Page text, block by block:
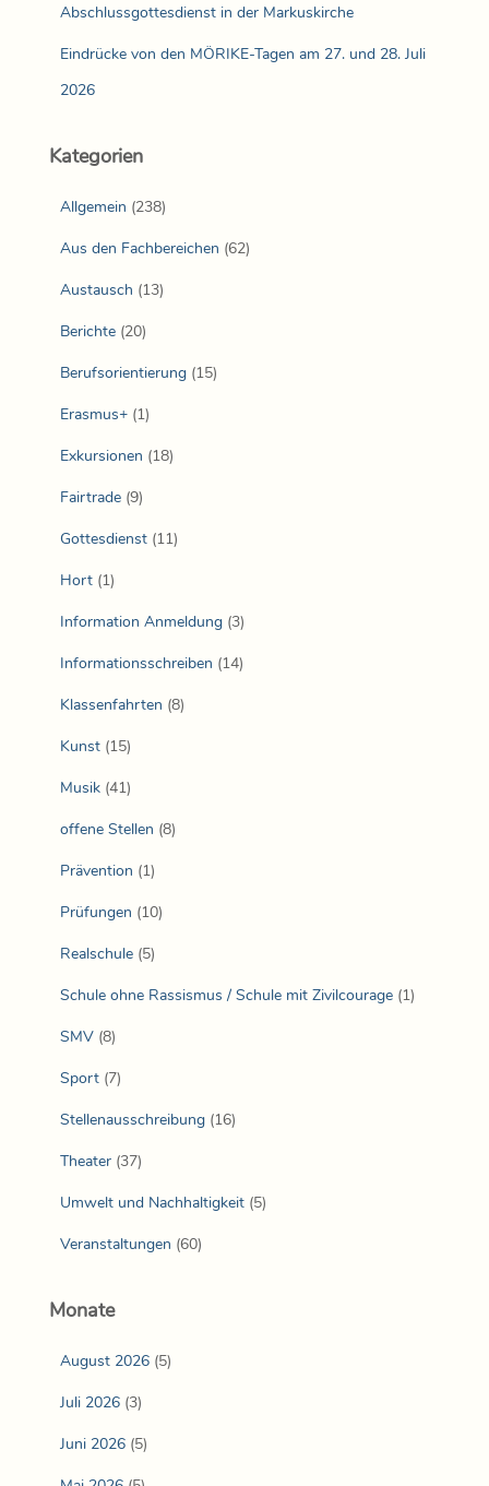
Abschlussgottesdienst in der Markuskirche
Eindrücke von den MÖRIKE-Tagen am 27. und 28. Juli
2026
Kategorien
Allgemein (238)
Aus den Fachbereichen (62)
Austausch (13)
Berichte (20)
Berufsorientierung (15)
Erasmus+ (1)
Exkursionen (18)
Fairtrade (9)
Gottesdienst (11)
Hort (1)
Information Anmeldung (3)
Informationsschreiben (14)
Klassenfahrten (8)
Kunst (15)
Musik (41)
offene Stellen (8)
Prävention (1)
Prüfungen (10)
Realschule (5)
Schule ohne Rassismus / Schule mit Zivilcourage (1)
SMV (8)
Sport (7)
Stellenausschreibung (16)
Theater (37)
Umwelt und Nachhaltigkeit (5)
Veranstaltungen (60)
Monate
August 2026 (5)
Juli 2026 (3)
Juni 2026 (5)